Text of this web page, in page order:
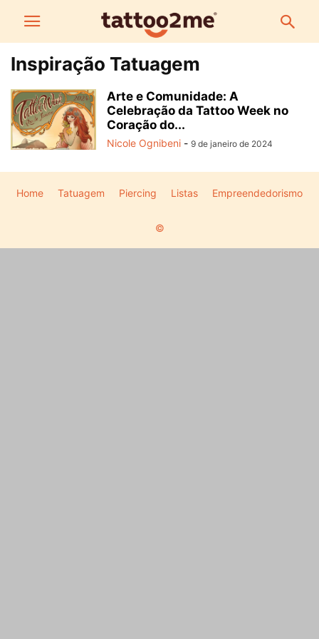
Inspiração Tatuagem
Arte e Comunidade: A
Celebração da Tattoo Week no
Coração do...
Nicole Ognibeni - 9 de janeiro de 2024
Home Tatuagem Piercing Listas Empreendedorismo
©